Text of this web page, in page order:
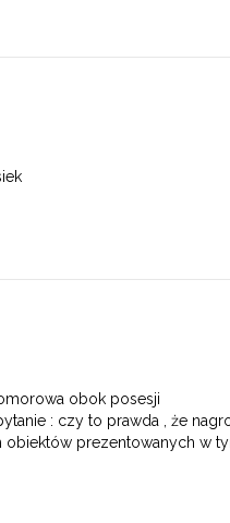
obok posesji
: czy to prawda , że
prezentowanych w